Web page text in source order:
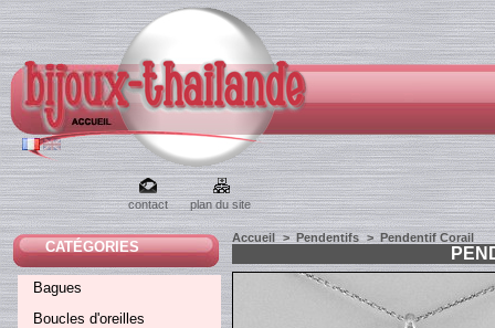
contact plan du site
CATÉGORIES
Bagues
Boucles d'oreilles
Accueil > Pendentifs > Pendentif Corail